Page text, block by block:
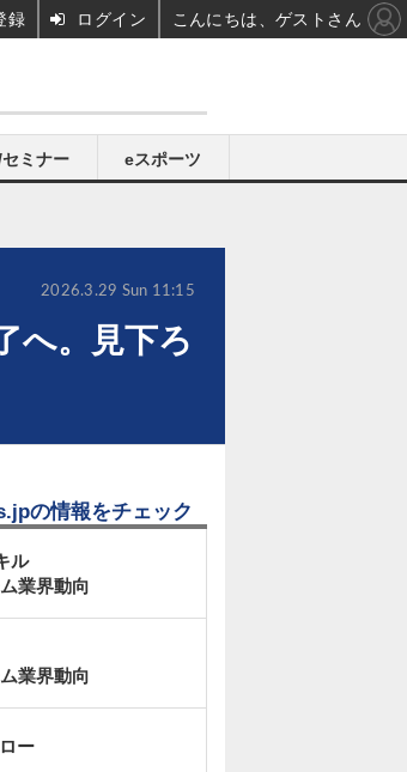
ミナー eスポーツ
へ。見下ろ
2026.3.29 Sun 11:15
の情報をチェック
ル
業界動向
業界動向
ー
録 ログイン こんにちは、ゲストさん